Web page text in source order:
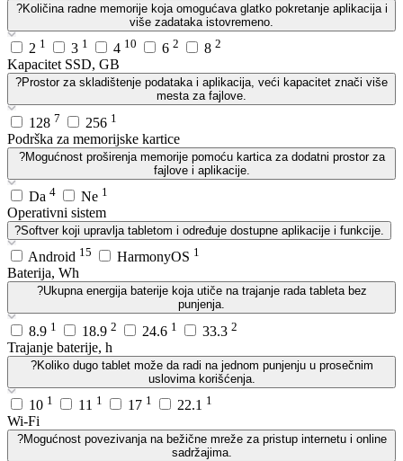
?Količina radne memorije koja omogućava glatko pokretanje aplikacija i
više zadataka istovremeno.
2 1 3 1 4 10 6 2 8 2
Kapacitet SSD, GB
?Prostor za skladištenje podataka i aplikacija, veći kapacitet znači više
mesta za fajlove.
128 7 256 1
Podrška za memorijske kartice
?Mogućnost proširenja memorije pomoću kartica za dodatni prostor za
fajlove i aplikacije.
Da 4 Ne 1
Operativni sistem
?Softver koji upravlja tabletom i određuje dostupne aplikacije i funkcije.
Android 15 HarmonyOS 1
Baterija, Wh
?Ukupna energija baterije koja utiče na trajanje rada tableta bez
punjenja.
8.9 1 18.9 2 24.6 1 33.3 2
Trajanje baterije, h
?Koliko dugo tablet može da radi na jednom punjenju u prosečnim
uslovima korišćenja.
10 1 11 1 17 1 22.1 1
Wi-Fi
?Mogućnost povezivanja na bežične mreže za pristup internetu i online
sadržajima.